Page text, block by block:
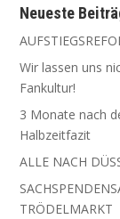
Neu­es­te
Wir las­sen uns
Fankultur!
3 Mona­te nach
Halbzeitfazit
ALLE NACH
TRÖDELMARKT